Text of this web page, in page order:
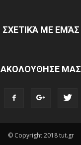
ΣΧΕΤΙΚΆ ΜΕ ΕΜΆΣ
ΑΚΟΛΟΥΘΗΣΕ ΜΑΣ
© Copyright 2018 tut.gr